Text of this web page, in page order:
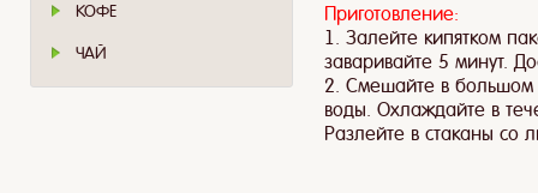
КОФЕ
ЧАЙ
Приготовление:
1. Залейте кипятком
заваривайте 5 минут.
2. Смешайте в большом
воды. Охлаждайте в
Разлейте в стаканы со